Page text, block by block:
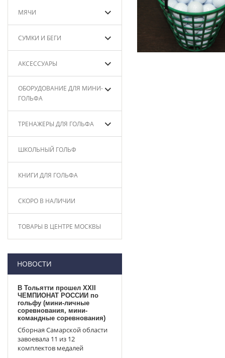
МЯЧИ
СУМКИ И БЕГИ
АКСЕССУАРЫ
ОБОРУДОВАНИЕ ДЛЯ МИНИ-
ГОЛЬФА
ТРЕНАЖЕРЫ ДЛЯ ГОЛЬФА
ШКОЛЬНЫЙ ГОЛЬФ
КНИГИ ДЛЯ ГОЛЬФА
СКОРО В НАЛИЧИИ
ТОВАРЫ В ЦЕНТРЕ МОСКВЫ
НОВОСТИ
В Тольятти прошел XXII
ЧЕМПИОНАТ РОССИИ по
гольфу (мини-личные
соревнования, мини-
командные соревнования)
Сборная Самарской области
завоевала 11 из 12
комплектов медалей